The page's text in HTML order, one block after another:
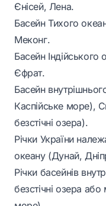
Єнісей, Лена.
Басейн Тихого
Меконг.
Басейн Індійського
Єфрат.
Басейн
Каспійське море),
безстічні озера).
Річки України
океану (Дунай,
Річки басейнів
безстічні озера